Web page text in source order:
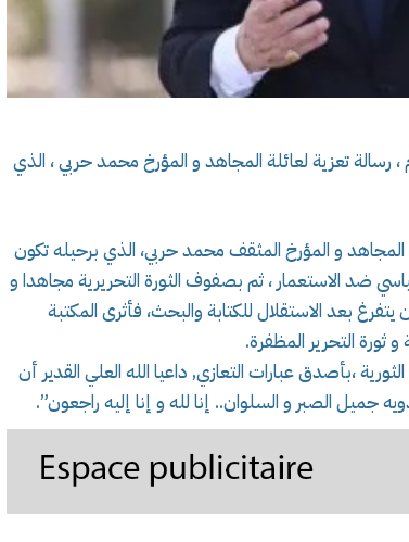
تعزية لعائلة المجاهد و المؤرخ محمد حربي ، الذي
و المؤرخ المثقف محمد حربي، الذي برحيله تكون
ضد الاستعمار ، ثم بصفوف الثورة التحريرية مجاهدا و
بعد الاستقلال للكتابة والبحث، فأثرى المكتبة
ثورة التحرير المظفرة.
،بأصدق عبارات التعازي, داعيا الله العلي القدير أن
الصبر و السلوان.. إنا لله و إنا إليه راجعون”.